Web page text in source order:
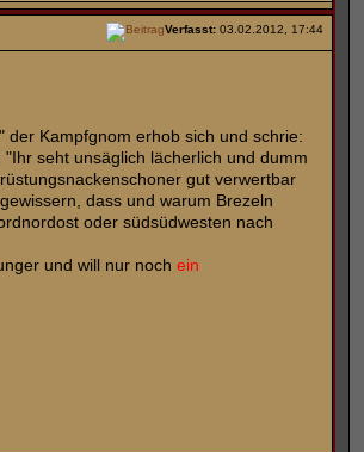
Verfasst: 03.02.2012, 17:44
der Kampfgnom erhob sich und schrie:
seht unsäglich lächerlich und dumm
gut verwertbar
dass und warum Brezeln
oder südsüdwesten nach
und will nur nochein